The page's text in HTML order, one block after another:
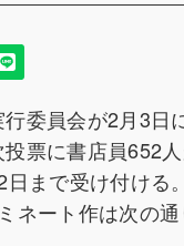
委員会が2月3日
票に書店員652
日まで受け付ける
ネート作は次の通